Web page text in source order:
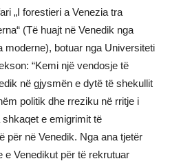
„I forestieri a Venezia tra
(Të huajt në Venedik nga
moderne), botuar nga Universiteti
“Kemi një vendosje të
në gjysmën e dytë të shekullit
politik dhe rreziku në rritje i
e emigrimit të
për në Venedik. Nga ana tjetër
e Venedikut për të rekrutuar